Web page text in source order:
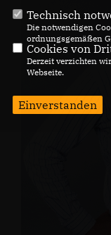
Technisch
Die notwendigen
ordnungsgemäßen
Cookies von
Derzeit verzichten
Webseite.
Einverstanden